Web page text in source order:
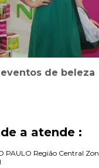
de beleza
a atende :
PAULO Região Central